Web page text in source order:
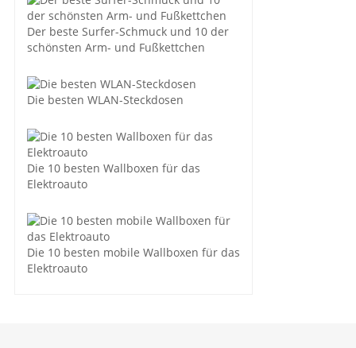
Der beste Surfer-Schmuck und 10 der
schönsten Arm- und Fußkettchen
Die besten WLAN-Steckdosen
Die 10 besten Wallboxen für das
Elektroauto
Die 10 besten mobile Wallboxen für das
Elektroauto